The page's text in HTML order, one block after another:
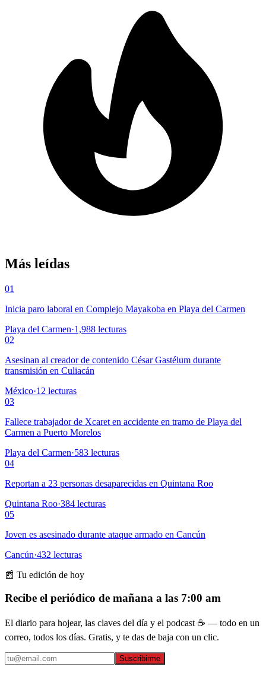
Más leídas
01
Inicia paro laboral en Complejo Mayakoba en Playa del Carmen
Playa del Carmen·1,988 lecturas
02
Asesinan al creador de contenido César Gastélum durante
transmisión en Culiacán
México·12 lecturas
03
Fallece trabajador de Xcaret en accidente en tramo de Playa del
Carmen a Puerto Morelos
Playa del Carmen·583 lecturas
04
Reportan a 23 personas desaparecidas en Quintana Roo
Quintana Roo·384 lecturas
05
Joven es asesinado durante ataque armado en Cancún
Cancún·432 lecturas
📰 Tu edición de hoy
Recibe el periódico de mañana a las 7:00 am
El diario para hojear, las claves del día y el podcast ☕ — todo en un
correo, todos los días. Gratis, y te das de baja con un clic.
Suscribirme